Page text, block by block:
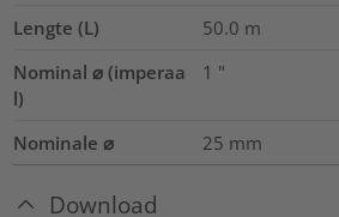
Lengte (L) 50.0 m
Nominal ⌀ (imperaa
l)
1 "
Nominale ⌀ 25 mm
Download